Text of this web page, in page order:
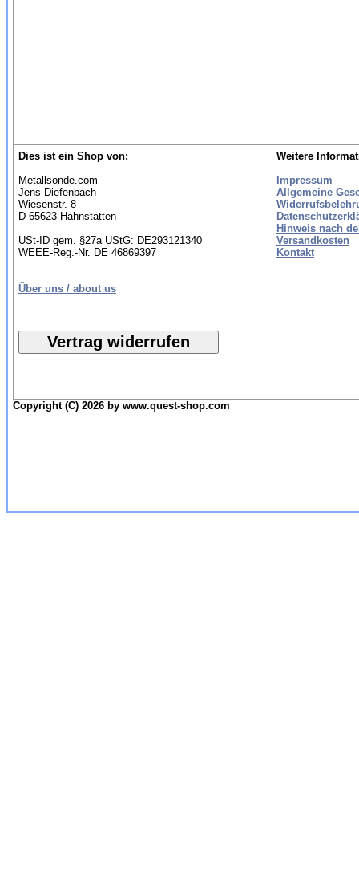
Dies ist ein Shop von:
Metallsonde.com
Jens Diefenbach
Wiesenstr. 8
D-65623 Hahnstätten
USt-ID gem. §27a UStG: DE293121340
WEEE-Reg.-Nr. DE 46869397
Über uns / about us
Weitere
Impressum
Allgemeine
Hinweis nach
Versandkosten
Kontakt
Copyright (C) 2026 by www.quest-shop.com